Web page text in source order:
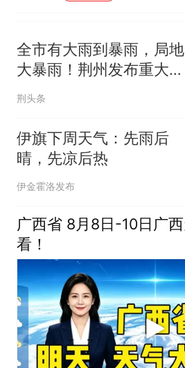
全市有大雨到暴雨，局地
大暴雨！荆州发布重大气
象信息专报
荆头条
伊旗下周天气：先雨后
晴，先凉后热
伊金霍洛发布
广西省 8月8日-10日广西天气预报，速
看！